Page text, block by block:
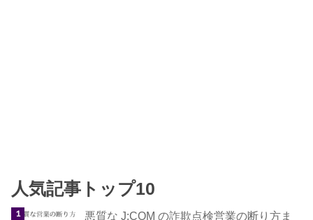
人気記事トップ10
悪質な J:COM の詐欺点検営業の断り方ま